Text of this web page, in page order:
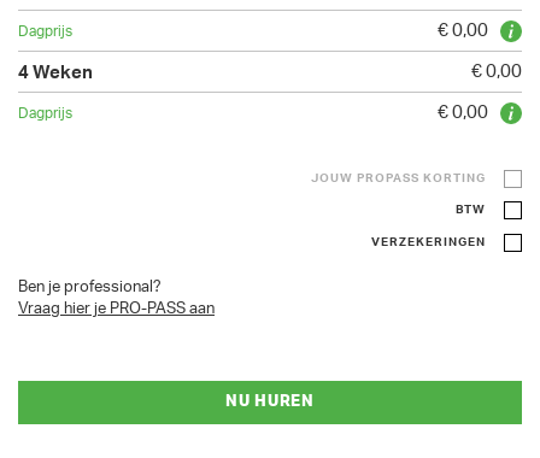
€ 0,00
€ 0,00
€ 0,00
JOUW PROPASS KORTING
BTW
VERZEKERINGEN
Ben je professional?
Vraag hier je PRO-PASS aan
NU HUREN